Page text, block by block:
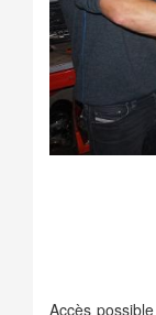
Accès